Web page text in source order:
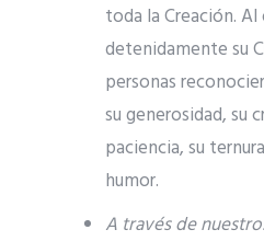
toda la Creación.
detenidamente su
personas
su generosidad, su
paciencia, su
humor.
A través de